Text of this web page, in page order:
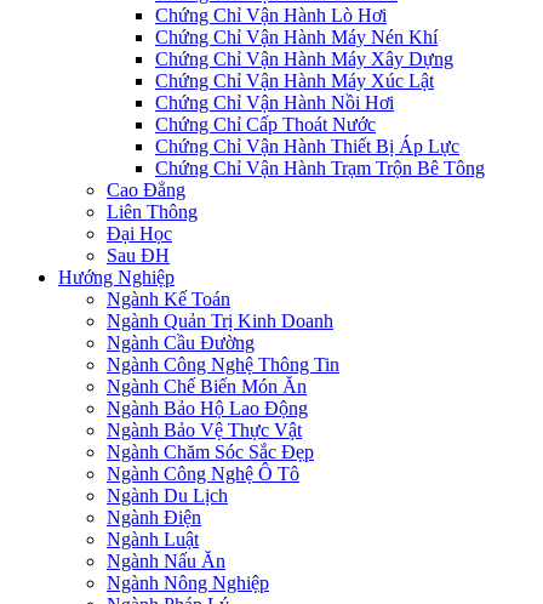
Chứng Chỉ Vận Hành Lò Hơi
Chứng Chỉ Vận Hành Máy Nén Khí
Chứng Chỉ Vận Hành Máy Xây Dựng
Chứng Chỉ Vận Hành Máy Xúc Lật
Chứng Chỉ Vận Hành Nồi Hơi
Chứng Chỉ Cấp Thoát Nước
Chứng Chỉ Vận Hành Thiết Bị Áp Lực
Chứng Chỉ Vận Hành Trạm Trộn Bê Tông
Cao Đẳng
Liên Thông
Đại Học
Sau ĐH
Hướng Nghiệp
Ngành Kế Toán
Ngành Quản Trị Kinh Doanh
Ngành Cầu Đường
Ngành Công Nghệ Thông Tin
Ngành Chế Biến Món Ăn
Ngành Bảo Hộ Lao Động
Ngành Bảo Vệ Thực Vật
Ngành Chăm Sóc Sắc Đẹp
Ngành Công Nghệ Ô Tô
Ngành Du Lịch
Ngành Điện
Ngành Luật
Ngành Nấu Ăn
Ngành Nông Nghiệp